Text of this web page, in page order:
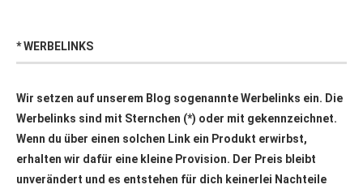
* WERBELINKS
Wir setzen auf unserem Blog sogenannte Werbelinks ein. Die
Werbelinks sind mit Sternchen (*) oder mit gekennzeichnet.
Wenn du über einen solchen Link ein Produkt erwirbst,
erhalten wir dafür eine kleine Provision. Der Preis bleibt
unverändert und es entstehen für dich keinerlei Nachteile